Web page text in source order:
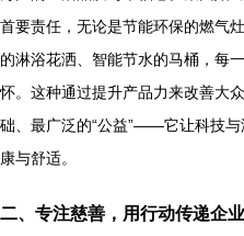
首要责任，无论是节能环保的燃气
的淋浴花洒、智能节水的马桶，每
怀。这种通过提升产品力来改善大
础、最广泛的“公益”——它让科技
康与舒适。
二、专注慈善，用行动传递企